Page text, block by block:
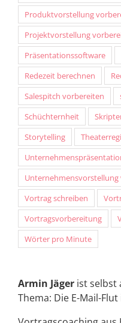
Produktvorstellung
Projektvorstellung
Präsentationssoftware
Redezeit berechnen
Salespitch vorbereiten
Schüchternheit
Storytelling
Vortrag schreiben
Vortragsvorbereitung
Wörter pro Minute
Armin Jäger ist selbst
Thema: Die E-Mail-